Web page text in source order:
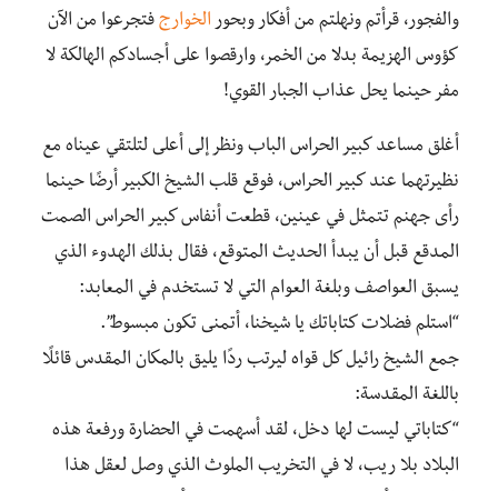
والفجور، قرأتم ونهلتم من أفكار وبحور الخوارج فتجرعوا من الآن
كؤوس الهزيمة بدلا من الخمر، وارقصوا على أجسادكم الهالكة لا
مفر حينما يحل عذاب الجبار القوي!
أغلق مساعد كبير الحراس الباب ونظر إلى أعلى لتلتقي عيناه مع
نظيرتهما عند كبير الحراس، فوقع قلب الشيخ الكبير أرضًا حينما
رأى جهنم تتمثل في عينين، قطعت أنفاس كبير الحراس الصمت
المدقع قبل أن يبدأ الحديث المتوقع، فقال بذلك الهدوء الذي
يسبق العواصف وبلغة العوام التي لا تستخدم في المعابد:
“استلم فضلات كتاباتك يا شيخنا، أتمنى تكون مبسوط”.
جمع الشيخ رائيل كل قواه ليرتب ردًا يليق بالمكان المقدس قائلًا
باللغة المقدسة:
“كتاباتي ليست لها دخل، لقد أسهمت في الحضارة ورفعة هذه
البلاد بلا ريب، لا في التخريب الملوث الذي وصل لعقل هذا